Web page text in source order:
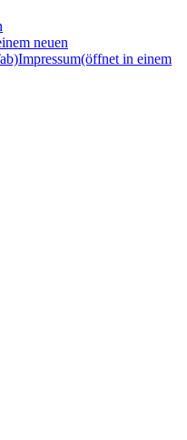
neuen
Impressum(öffnet in einem